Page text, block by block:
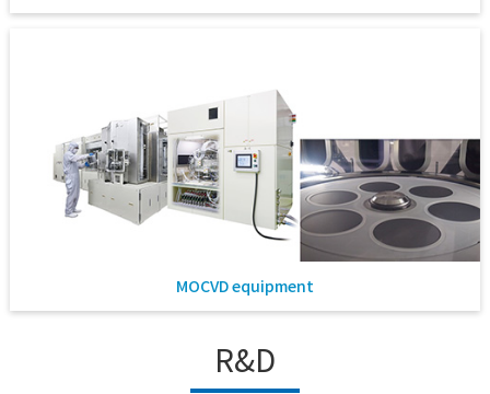
MOCVD equipment
R&D